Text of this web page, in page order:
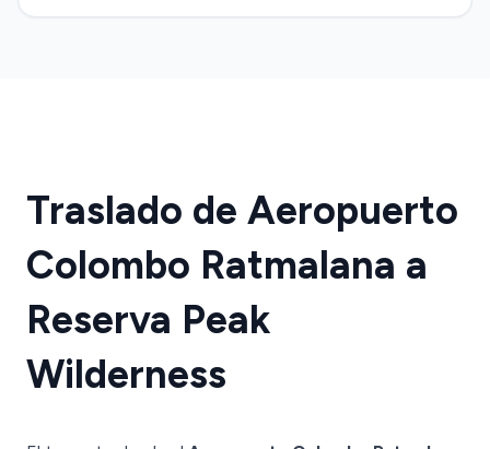
Traslado de Aeropuerto
Colombo Ratmalana a
Reserva Peak
Wilderness